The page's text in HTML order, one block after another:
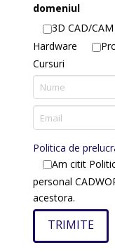
domeniul
3D CAD/CAM
Hardware
Cursuri
Politica de
Am citit
personal
acestora.